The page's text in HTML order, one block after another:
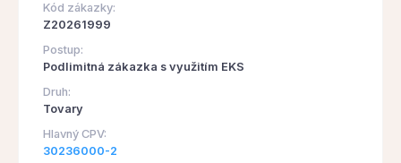
Kód zákazky:
Z20261999
Postup:
Podlimitná zákazka s využitím EKS
Druh:
Tovary
Hlavný CPV:
30236000-2